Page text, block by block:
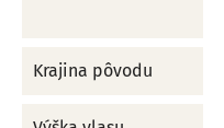
Krajina pôvodu